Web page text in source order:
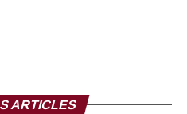
ARTICLES